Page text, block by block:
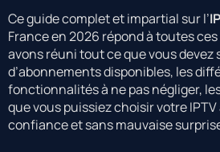
Ce guide complet et impartial sur l’
France en 2026 répond à toutes
avons réuni tout ce que vous devez
d’abonnements disponibles, les
fonctionnalités à ne pas négliger,
que vous puissiez choisir votre
confiance et sans mauvaise